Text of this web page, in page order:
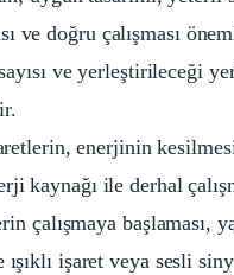
ve doğru çalışması
ve yerleştirileceği
enerjinin
kaynağı ile derhal
çalışmaya başlaması,
işaret veya sesli